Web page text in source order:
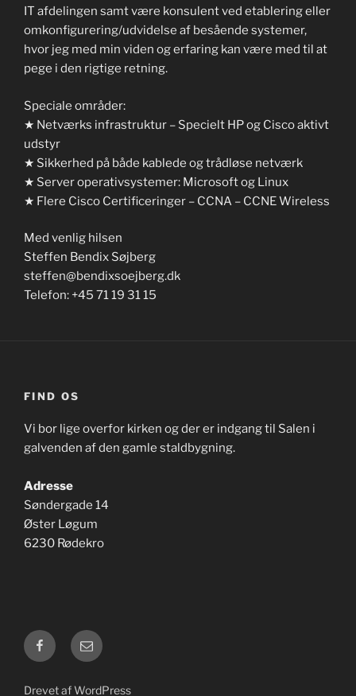
IT afdelingen samt være konsulent ved etablering eller
omkonfigurering/udvidelse af besående systemer,
hvor jeg med min viden og erfaring kan være med til at
pege i den rigtige retning.
Speciale områder:
★ Netværks infrastruktur – Specielt HP og Cisco aktivt
udstyr
★ Sikkerhed på både kablede og trådløse netværk
★ Server operativsystemer: Microsoft og Linux
★ Flere Cisco Certificeringer – CCNA – CCNE Wireless
Med venlig hilsen
Steffen Bendix Søjberg
steffen@bendixsoejberg.dk
Telefon: +45 71 19 31 15
FIND OS
Vi bor lige overfor kirken og der er indgang til Salen i
galvenden af den gamle staldbygning.
Adresse
Søndergade 14
Øster Løgum
6230 Rødekro
Facebook
E-
mail
Drevet af WordPress